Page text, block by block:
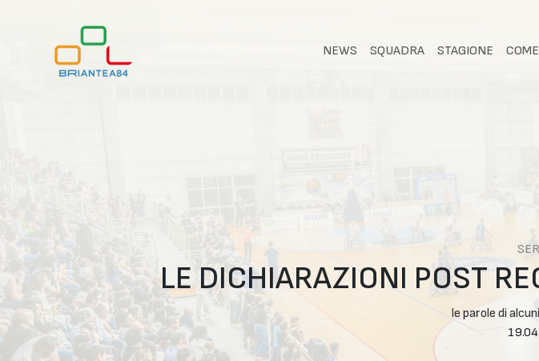
NEWS SQUADRA STAGIONE
LE DICHIARAZIONI POST
le parole di